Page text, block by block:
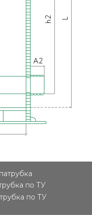
h2
A2
L
по ТУ
по ТУ